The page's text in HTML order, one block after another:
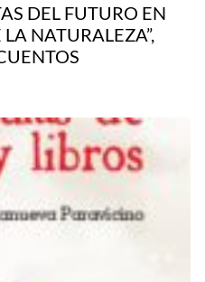
DEL FUTURO EN
NATURALEZA”,